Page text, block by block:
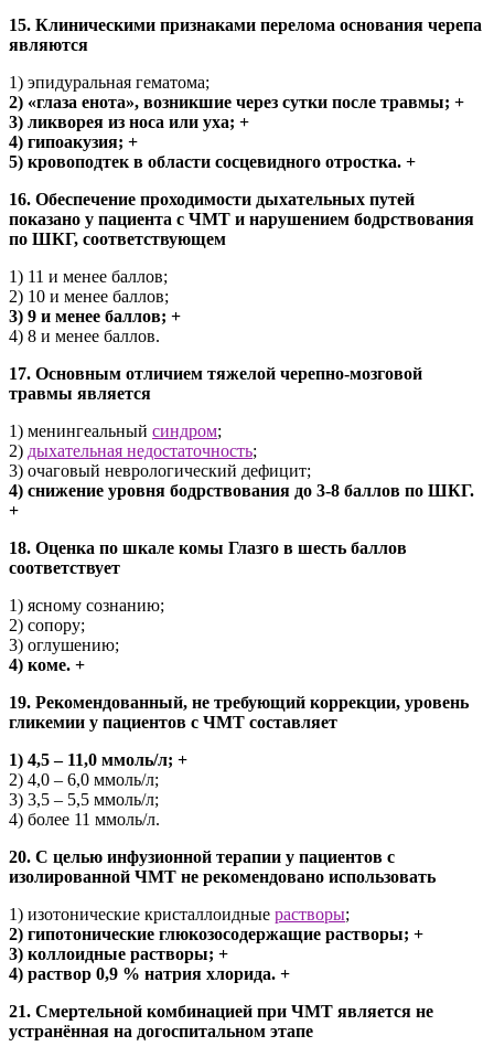
15. Клиническими признаками перелома основания черепа
являются
1) эпидуральная гематома;
2) «глаза енота», возникшие через сутки после травмы; +
3) ликворея из носа или уха; +
4) гипоакузия; +
5) кровоподтек в области сосцевидного отростка. +
16. Обеспечение проходимости дыхательных путей
показано у пациента с ЧМТ и нарушением бодрствования
по ШКГ, соответствующем
1) 11 и менее баллов;
2) 10 и менее баллов;
3) 9 и менее баллов; +
4) 8 и менее баллов.
17. Основным отличием тяжелой черепно-мозговой
травмы является
1) менингеальный синдром;
2) дыхательная недостаточность;
3) очаговый неврологический дефицит;
4) снижение уровня бодрствования до 3-8 баллов по ШКГ.
+
18. Оценка по шкале комы Глазго в шесть баллов
соответствует
1) ясному сознанию;
2) сопору;
3) оглушению;
4) коме. +
19. Рекомендованный, не требующий коррекции, уровень
гликемии у пациентов с ЧМТ составляет
1) 4,5 – 11,0 ммоль/л; +
2) 4,0 – 6,0 ммоль/л;
3) 3,5 – 5,5 ммоль/л;
4) более 11 ммоль/л.
20. С целью инфузионной терапии у пациентов с
изолированной ЧМТ не рекомендовано использовать
1) изотонические кристаллоидные растворы;
2) гипотонические глюкозосодержащие растворы; +
3) коллоидные растворы; +
4) раствор 0,9 % натрия хлорида. +
21. Смертельной комбинацией при ЧМТ является не
устранённая на догоспитальном этапе